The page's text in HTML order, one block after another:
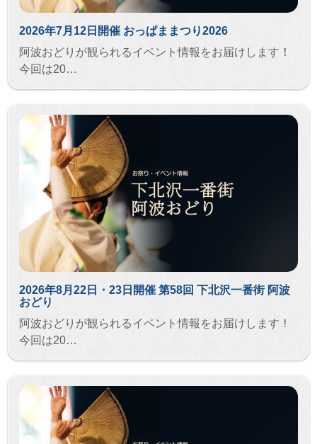
2026年7月12日開催 おっぱままつり2026
阿波おどりが観られるイベント情報をお届けします！
今回は20…
2026年8月22日・23日開催 第58回 下北沢一番街 阿波
おどり
阿波おどりが観られるイベント情報をお届けします！
今回は20…